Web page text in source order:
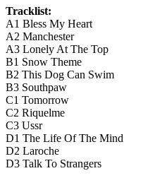
Tracklist:
A1 Bless My Heart
A2 Manchester
A3 Lonely At The Top
B1 Snow Theme
B2 This Dog Can Swim
B3 Southpaw
C1 Tomorrow
C2 Riquelme
C3 Ussr
D1 The Life Of The Mind
D2 Laroche
D3 Talk To Strangers